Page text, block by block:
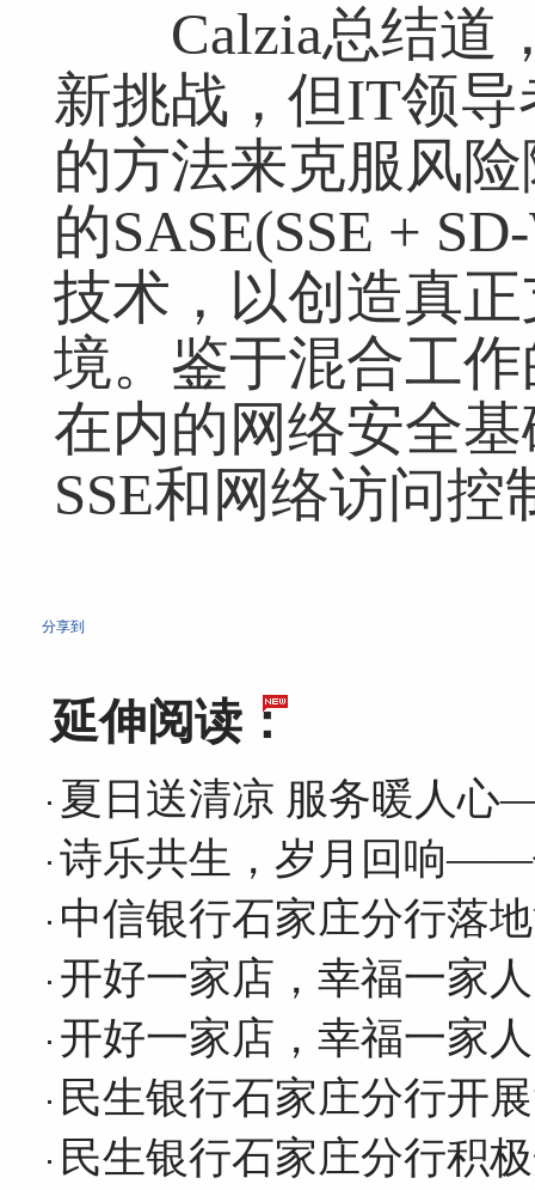
Calzia总结道，
新挑战，但IT领
的方法来克服风
的SASE(SSE +
技术，以创造真
境。鉴于混合工
在内的网络安全
SSE和网络访问
分享到
延伸阅读：
夏日送清凉 服务暖人
诗乐共生，岁月回响——
中信银行石家庄分行落
开好一家店，幸福一家
开好一家店，幸福一家
民生银行石家庄分行开
民生银行石家庄分行积